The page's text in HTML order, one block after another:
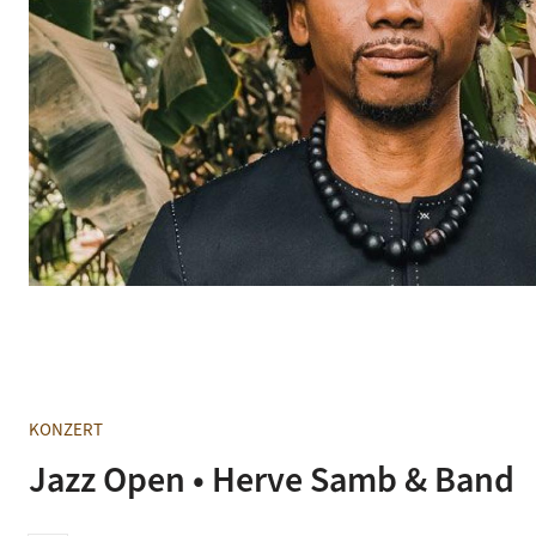
© David Franck
KONZERT
Jazz Open • Herve Samb & Band